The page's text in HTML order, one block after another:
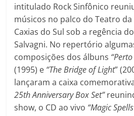
intitulado Rock Sinfônico
músicos no palco do Teatro
Caxias do Sul sob a regência
Salvagni. No repertório
composições dos álbuns
(1995) e “The Bridge of Light”
lançaram a caixa
25th Anniversary Box Set”
show, o CD ao vivo “Magic